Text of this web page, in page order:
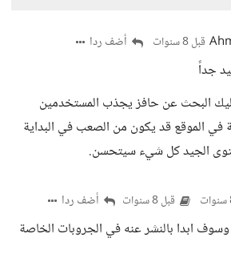
قبل 8 سنوات أضف ردا
جداً
البحث عن حافز يجذب المستخدمين
في الموقع قد يكون من الصعب في البداية
الجيد كل شيء سيتحسن.
قبل 8 سنوات أضف ردا
ابدا بالنشر عنه في الجروبات الخاصة